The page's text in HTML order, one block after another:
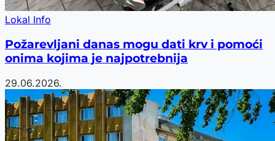
Lokal Info
Požarevljani danas mogu dati krv i pomoći
onima kojima je najpotrebnija
29.06.2026.